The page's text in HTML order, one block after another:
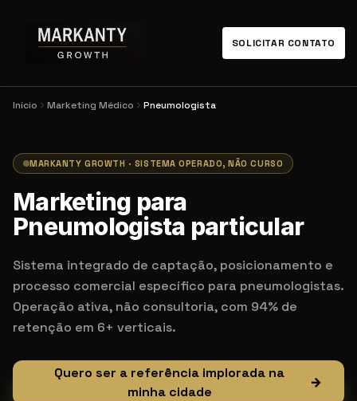
SOLICITAR CONTATO
Início Marketing Médico Pneumologista
MARKANTY GROWTH · SISTEMA OPERADO, NÃO CURSO
Marketing para
Pneumologista particular
Sistema integrado de captação, posicionamento e
processo comercial específico para pneumologistas.
Operação ativa, não consultoria, com 94% de
retenção em 6+ verticais.
Quero ser a referência implorada na
minha cidade
→